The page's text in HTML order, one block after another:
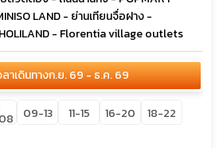
LAND - ย่านเทียนจื่อฝาง -
- Florentia village outlets
าเดินทางก.ย. 69 - ธ.ค. 69
09-13 11-15 16-20
18-22